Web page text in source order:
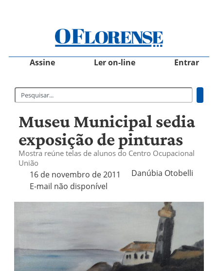
Assine Ler on-line Entrar
Museu Municipal sedia
exposição de pinturas
Mostra reúne telas de alunos do Centro Ocupacional
União
16 de novembro de 2011
Danúbia Otobelli 
E-mail não disponível